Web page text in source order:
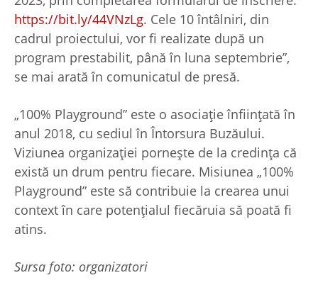
https://bit.ly/44VNzLg. Cele 10 întâlniri, din
cadrul proiectului, vor fi realizate după un
program prestabilit, până în luna septembrie”,
se mai arată în comunicatul de presă.
„100% Playground” este o asociație înființată în
anul 2018, cu sediul în Întorsura Buzăului.
Viziunea organizației pornește de la credința că
există un drum pentru fiecare. Misiunea „100%
Playground” este să contribuie la crearea unui
context în care potențialul fiecăruia să poată fi
atins.
Sursa foto: organizatori